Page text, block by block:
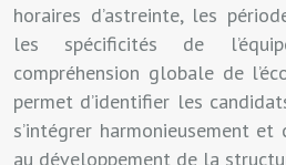
horaires d’astreinte, les
les spécificités de
compréhension globale de
permet d’identifier les
s’intégrer harmonieusement
au développement de la